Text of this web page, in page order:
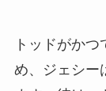
トッドがか
め、ジェシー